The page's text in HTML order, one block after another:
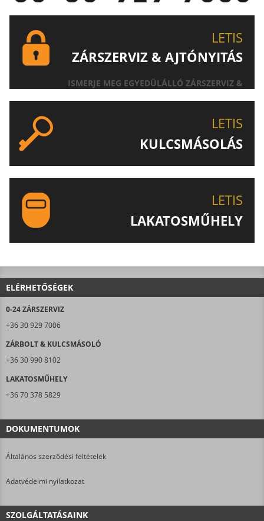
LETIS
ZÁRSZERVIZ & AJTÓNYITÁS
ISMERJE MEG EGYEDÜLÁLLÓ ZÁRSZERVIZ &
LETIS
KULCSMÁSOLÁS
LETIS
LAKATOSMŰHELY
ELÉRHETŐSÉGEK
0-24 ZÁRSZERVIZ
+36 30 929 7006
ZÁRBOLT & KULCSMÁSOLÓ
+36 30 990 8102
LAKATOSMŰHELY
+36 70 378 5829
DOKUMENTUMOK
Általános szerződési feltételek
Adatvédelmi nyilatkozat
SZOLGÁLTATÁSAINK